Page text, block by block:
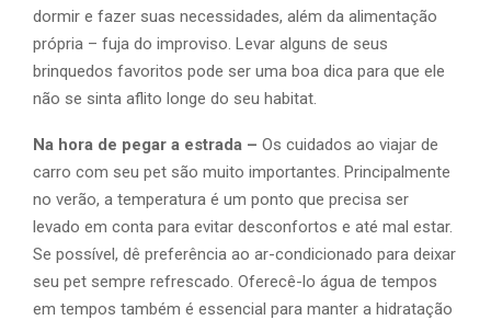
dormir e fazer suas necessidades, além da alimentação
própria – fuja do improviso. Levar alguns de seus
brinquedos favoritos pode ser uma boa dica para que ele
não se sinta aflito longe do seu habitat.
Na hora de pegar a estrada – Os cuidados ao viajar de
carro com seu pet são muito importantes. Principalmente
no verão, a temperatura é um ponto que precisa ser
levado em conta para evitar desconfortos e até mal estar.
Se possível, dê preferência ao ar-condicionado para deixar
seu pet sempre refrescado. Oferecê-lo água de tempos
em tempos também é essencial para manter a hidratação